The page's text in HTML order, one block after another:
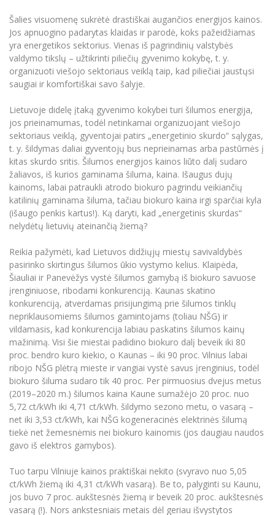
MRU pop vokalinis ansamblis (vadovas Artūras
Novikas)
MRU merginų choras
kompetencijų vertinimas ir pripažinimas
Studijų organizavimas
Kitos galimybės
Azijos centras
Vilniaus Karaliaus Sedžiongo institutas
Frankofoniškų šalių studijų centras
Mokslo laboratorijos
Žmogaus, aplinkos ir technologijų (HET)
Doktorantūra
Akademinė leidyba
Mokymų LAB
Mokslo naujienos
Kasmetiniai mokslo renginiai
Veiklos dokumentai
Akademinė etika
Darbas MRU
Atributika
Naujienos
Tarptautiškumas
Studentams
Studentams
Partnerystės
Azijos centras
Vilniaus Karaliaus Sedžiongo institutas
Frankofoniškų šalių studijų centras
Darbuotojams
Partnerystės
Azijos centras
Vilniaus Karaliaus Sedžiongo institutas
Frankofoniškų šalių studijų centras
Darnus vystymasis
Privatumo politika
Negalia ir individualieji poreikiai
Viešai skelbiama informacija
Parama Ukrainai
Civilinė sauga
Korupcijos prevencija
Sūduvos akademija
Tinklalaidės
Bakalauro studijos
Magistrantūros studijos
Vadovų MBA
Švietimo ir kultūros vadovų MPA
Teisės LL.M.
Papildomosios studijos
Pedagogų rengimas
Doktorantūros studijos
Profesinės bakalauro studijos
Personalo valdymo centras
Privačių interesų deklaravimas
Informacija naujiems darbuotojams
Studijų Moodle (studijų vykdymui)
Darbuotojų Moodle (kompetencijų tobulinimui)
Studijų tvarkaraštis
Informacinė sistema "Studijos"
Darbuotojų elektroninis paštas
Daugiafaktorinė autentifikacija universiteto
darbuotojams (MFA)
Mokslininkų profiliai "CRIS"
Bendruomenės gerovė
Darbuotojų kvalifikacijos kėlimas
MRU norminių teisės aktų duomenų bazė
Intranetas
eDVS
Microsoft Office 365
MRU mobilios programėlės
Pagalbos sistema
Profesinė sąjunga
Šalies visuomenę sukrėtė drastiškai augančios energijos kainos.
Jos apnuogino padarytas klaidas ir parodė, koks pažeidžiamas
yra energetikos sektorius. Vienas iš pagrindinių valstybės
valdymo tikslų – užtikrinti piliečių gyvenimo kokybę, t. y.
organizuoti viešojo sektoriaus veiklą taip, kad piliečiai jaustųsi
saugiai ir komfortiškai savo šalyje.
Lietuvoje didelę įtaką gyvenimo kokybei turi šilumos energija,
jos prieinamumas, todėl netinkamai organizuojant viešojo
sektoriaus veiklą, gyventojai patirs „energetinio skurdo“ sąlygas,
t. y. šildymas daliai gyventojų bus neprieinamas arba pastūmės į
kitas skurdo sritis. Šilumos energijos kainos liūto dalį sudaro
žaliavos, iš kurios gaminama šiluma, kaina. Išaugus dujų
kainoms, labai patraukli atrodo biokuro pagrindu veikiančių
katilinių gaminama šiluma, tačiau biokuro kaina irgi sparčiai kyla
(išaugo penkis kartus!). Ką daryti, kad „energetinis skurdas“
nelydėtų lietuvių ateinančią žiemą?
Reikia pažymėti, kad Lietuvos didžiųjų miestų savivaldybės
pasirinko skirtingus šilumos ūkio vystymo kelius. Klaipėda,
Šiauliai ir Panevėžys vystė šilumos gamybą iš biokuro savuose
įrenginiuose, ribodami konkurenciją. Kaunas skatino
konkurenciją, atverdamas prisijungimą prie šilumos tinklų
nepriklausomiems šilumos gamintojams (toliau NŠG) ir
vildamasis, kad konkurencija labiau paskatins šilumos kainų
mažinimą. Visi šie miestai padidino biokuro dalį beveik iki 80
proc. bendro kuro kiekio, o Kaunas – iki 90 proc. Vilnius labai
ribojo NŠG plėtrą mieste ir vangiai vystė savus įrenginius, todėl
biokuro šiluma sudaro tik 40 proc. Per pirmuosius dvejus metus
(2019–2020 m.) šilumos kaina Kaune sumažėjo 20 proc. nuo
5,72 ct/kWh iki 4,71 ct/kWh. šildymo sezono metu, o vasarą –
net iki 3,53 ct/kWh, kai NŠG kogeneracinės elektrinės šilumą
tiekė net žemesnėmis nei biokuro kainomis (jos daugiau naudos
gavo iš elektros gamybos).
Tuo tarpu Vilniuje kainos praktiškai nekito (svyravo nuo 5,05
ct/kWh žiemą iki 4,31 ct/kWh vasarą). Be to, palyginti su Kaunu,
jos buvo 7 proc. aukštesnės žiemą ir beveik 20 proc. aukštesnės
vasarą (!). Nors ankstesniais metais dėl geriau išvystytos